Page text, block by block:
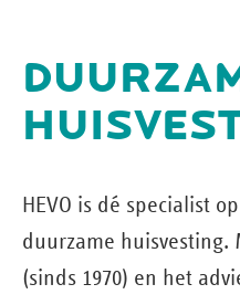
HEVO is dé specialist
duurzame huisvesting.
(sinds 1970) en het